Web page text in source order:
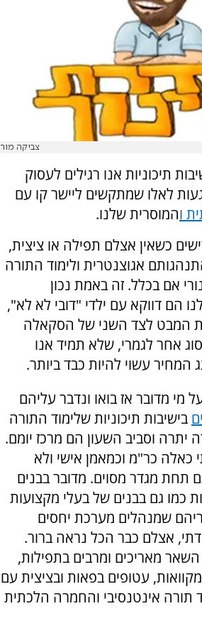
צביקה מור
תיכוניות אנו רגילים לעסוק
לאלו שמתקשים ליישר קו עם
והמוסרית שלנו.
כשאין אצלם תפילה או ציצית,
אגוצנטרית ולימוד התורה
אם בכלל. זה באמת נכון
הם דווקא עם ילדי "דובי לא לא",
המבט לצד השני של הסקאלה
אחר לגמרי, שלא תמיד אנו
המחיר עשוי להיות כבד ביותר.
מי מדובר אז בואו ונדבר עליהם
בישיבות תיכוניות שלימוד התורה
יתרה וסביב השעון הם מרכז יומם.
כאלה כר"מ וכמאמן אישי ולא
תחת מגדר מסוים. מדובר בבנים
כמו גם בבנים של בעלי מקצועות
שמנהלים מערכת יחסים
אצלם כבר הכל נראה ברור.
השאר מאריכים ומרבים בתפילות,
מקוואות, עטופים בפאות ובציצית עם
תורה אינטנסיבי והחמרה הלכתית